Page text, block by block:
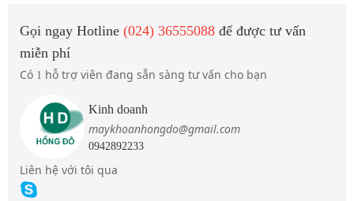
Gọi ngay Hotline (024) 36555088 để được tư vấn
miễn phí
Có 1 hỗ trợ viên đang sẵn sàng tư vấn cho bạn
Kinh doanh
maykhoanhongdo@gmail.com
0942892233
Liên hệ với tôi qua